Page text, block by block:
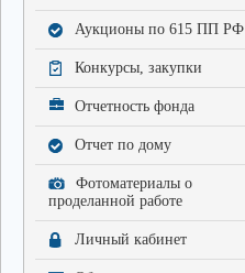
Аукционы по 615 ПП РФ
Конкурсы, закупки
Отчетность фонда
Отчет по дому
Фотоматериалы о
проделанной работе
Личный кабинет